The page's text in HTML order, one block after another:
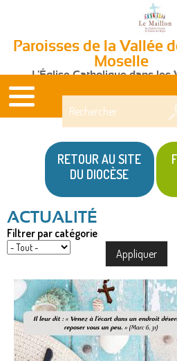
Paroisses de la Vallée
Moselle
L'Église Catholique dans les
RETOUR AU SITE
DU DIOCÈSE
Filtrer par catégorie